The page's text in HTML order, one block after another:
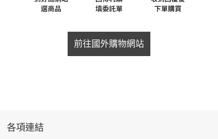
前往國外購物網站
各項連結